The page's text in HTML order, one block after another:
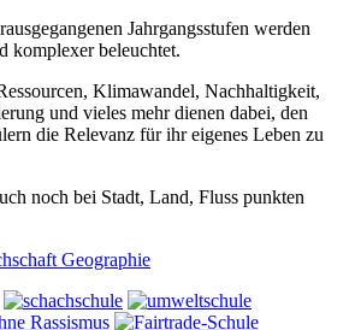
Jahrgangsstufen werden
komplexer beleuchtet.
Klimawandel, Nachhaltigkeit,
und vieles mehr dienen dabei, den
die Relevanz für ihr eigenes Leben zu
noch bei Stadt, Land, Fluss punkten
Geographie